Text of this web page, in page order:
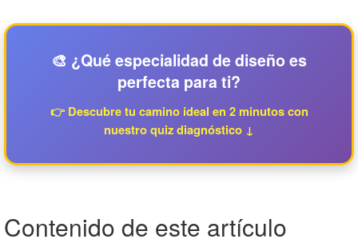
🎨 ¿Qué especialidad de diseño es
perfecta para ti?
👉 Descubre tu camino ideal en 2 minutos con
nuestro quiz diagnóstico ↓
Contenido de este artículo